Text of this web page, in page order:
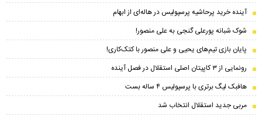
آینده خرید پرحاشیه‌ پرسپولیس در هاله‌ای از ابهام
شوک شبانه پورعلی گنجی به علی منصور!
پایان بازی تیم‌های یحیی و علی منصور با کتک‌کاری!
رونمایی از ۳ کاپیتان اصلی استقلال در فصل آینده
هافبک لیگ برتری با پرسپولیس ۴ ساله بست
مربی جدید استقلال انتخاب شد